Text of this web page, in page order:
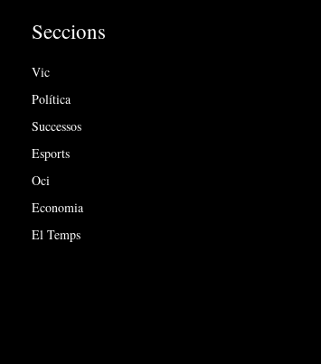
Seccions
Vic
Política
Successos
Esports
Oci
Economia
El Temps